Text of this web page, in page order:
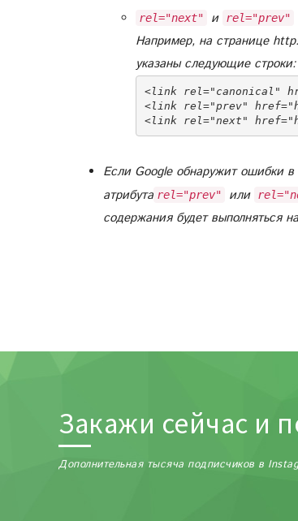
rel="next" и rel="prev"
Например, на странице
указаны следующие строки:
<link rel="canonical"
<link rel="prev"
Если Google обнаружит ошибки
атрибута rel="prev" или
содержания будет выполняться
Закажи сейчас и
Дополнительная тысяча подписчиков в